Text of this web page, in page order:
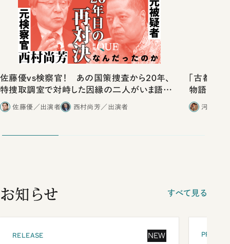
佐藤優vs検察官！ あの国策捜査から20年、
特捜取調室で対峙した因縁の二人がいま語り
合ったこと
佐藤優／出演者 西村尚芳／出演者
「古都」
物語」に
河野有
お知らせ すべて見る
RELEASE NEW